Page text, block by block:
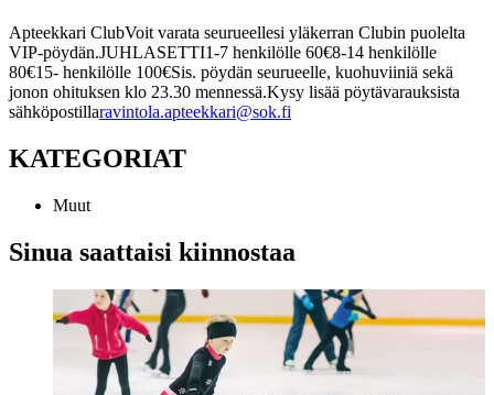
Apteekkari ClubVoit varata seurueellesi yläkerran Clubin puolelta
VIP-pöydän.JUHLASETTI1-7 henkilölle 60€8-14 henkilölle
80€15- henkilölle 100€Sis. pöydän seurueelle, kuohuviiniä sekä
jonon ohituksen klo 23.30 mennessä.Kysy lisää pöytävarauksista
sähköpostillaravintola.apteekkari@sok.fi
KATEGORIAT
Muut
Sinua saattaisi kiinnostaa